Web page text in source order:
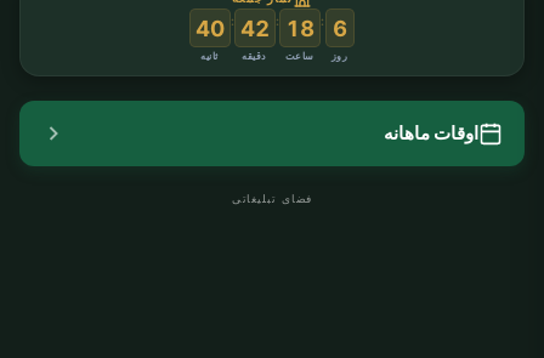
6
روز
:
18
ساعت
:
42
دقیقه
:
39
ثانیه
اوقات ماهانه
فضای تبلیغاتی